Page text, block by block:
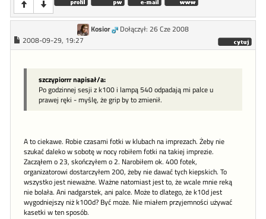
Kosior
Dołączył: 26 Cze 2008
2008-09-29, 19:27
szczypiorrr napisał/a:
Po godzinnej sesji z k100 i lampą 540 odpadają mi palce u
prawej ręki - myślę, że grip by to zmienił.
A to ciekawe. Robie czasami fotki w klubach na imprezach. Żeby nie
szukać daleko w sobotę w nocy robiłem fotki na takiej imprezie.
Zacząłem o 23, skończyłem o 2. Narobiłem ok. 400 fotek,
organizatorowi dostarczyłem 200, żeby nie dawać tych kiepskich. To
wszystko jest nieważne. Ważne natomiast jest to, że wcale mnie reką
nie bolała. Ani nadgarstek, ani palce. Może to dlatego, że k10d jest
wygodniejszy niż k100d? Być może. Nie miałem przyjemności używać
kasetki w ten sposób.